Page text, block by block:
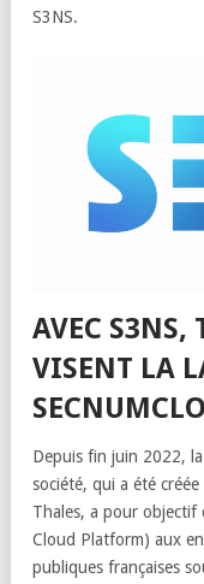
S3NS.
AVEC S3NS,
VISENT LA
Depuis fin juin 2022,
société, qui a été
Thales, a pour objectif
Cloud Platform) aux
publiques françaises